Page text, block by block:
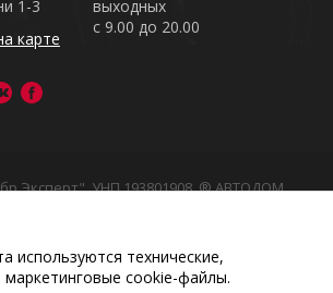
выходных
с 9.00 до 20.00
1-3
карте
Эксперт", УНП 193801908. ® АВТОДОМ
на то, что данный интернет-
информационный характер
либо копирование материалов
используются технические,
маркетинговые сооkіе-файлы.